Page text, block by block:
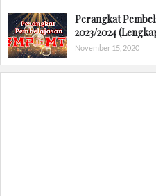
Perangkat
2023/2024
November 15, 2020